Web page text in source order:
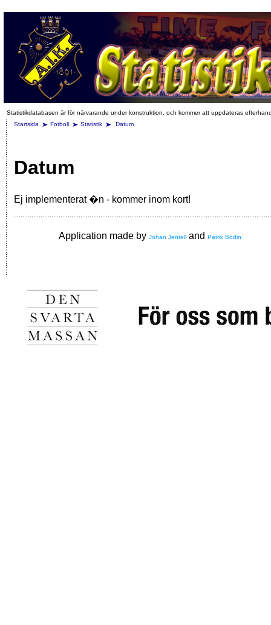
Statistikdatabasen är för närvarande under konstruktion, och kommer att uppdateras
Startsida
Fotboll Statistik Datum
Datum
Ej implementerat �n - kommer inom kort!
Application made by Johan Jentell and Patrik Bodin